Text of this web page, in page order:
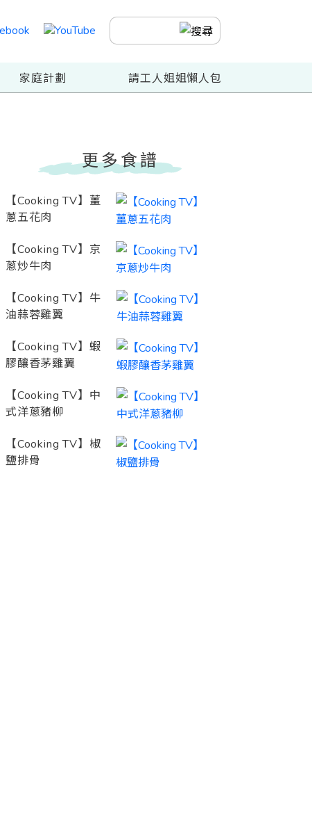
家庭計劃 請工人姐姐懶人包
更多食譜
【Cooking TV】薑
蔥五花肉
【Cooking TV】京
蔥炒牛肉
【Cooking TV】牛
油蒜蓉雞翼
【Cooking TV】蝦
膠釀香茅雞翼
【Cooking TV】中
式洋蔥豬柳
【Cooking TV】椒
鹽排骨